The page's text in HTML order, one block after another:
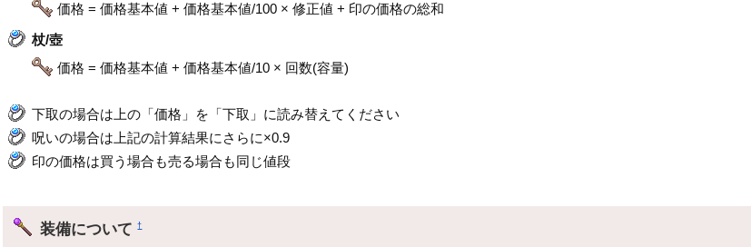
価格 = 価格基本値 + 価格基本値/100 × 修正値 + 印の価格の総和
杖/壺
価格 = 価格基本値 + 価格基本値/10 × 回数(容量)
下取の場合は上の「価格」を「下取」に読み替えてください
呪いの場合は上記の計算結果にさらに×0.9
印の価格は買う場合も売る場合も同じ値段
装備について†